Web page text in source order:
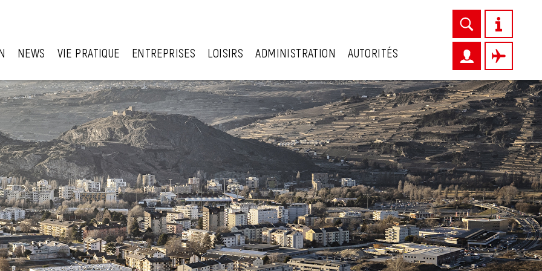
NEWS VIE PRATIQUE ENTREPRISES LOISIRS ADMINISTRATION AUTORITÉS